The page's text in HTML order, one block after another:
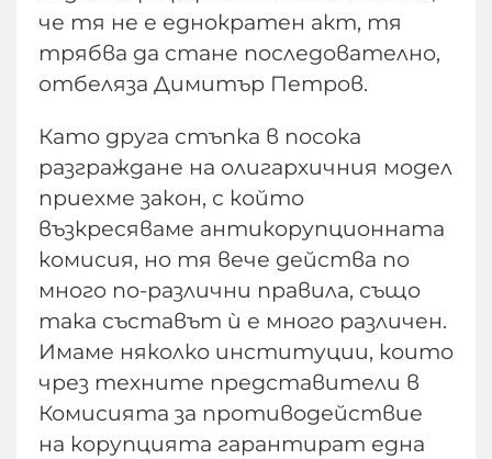
че тя не е еднократен акт, тя
трябва да стане последователно,
отбеляза Димитър Петров.
Като друга стъпка в посока
разграждане на олигархичния модел
приехме закон, с който
възкресяваме антикорупционната
комисия, но тя вече действа по
много по-различни правила, също
така съставът ѝ е много различен.
Имаме няколко институции, които
чрез техните представители в
Комисията за противодействие
на корупцията гарантират една